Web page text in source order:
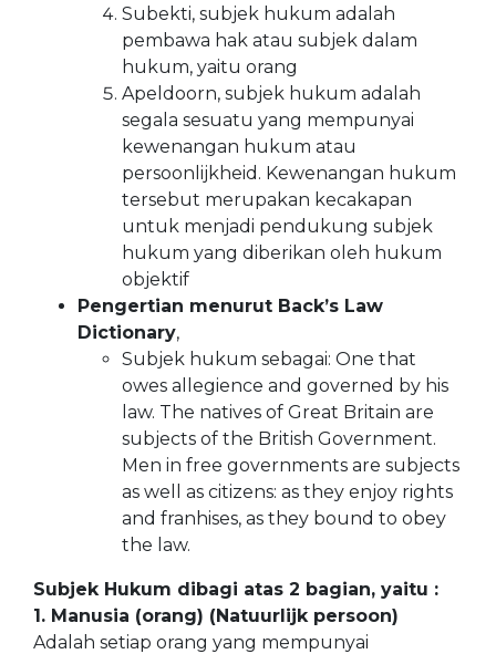
Subekti, subjek hukum adalah
pembawa hak atau subjek dalam
hukum, yaitu orang
Apeldoorn, subjek hukum adalah
segala sesuatu yang mempunyai
kewenangan hukum atau
persoonlijkheid. Kewenangan hukum
tersebut merupakan kecakapan
untuk menjadi pendukung subjek
hukum yang diberikan oleh hukum
objektif
Pengertian menurut Back’s Law
Dictionary,
Subjek hukum sebagai: One that
owes allegience and governed by his
law. The natives of Great Britain are
subjects of the British Government.
Men in free governments are subjects
as well as citizens: as they enjoy rights
and franhises, as they bound to obey
the law.
Subjek Hukum dibagi atas 2 bagian, yaitu :
1. Manusia (orang) (Natuurlijk persoon)
Adalah setiap orang yang mempunyai